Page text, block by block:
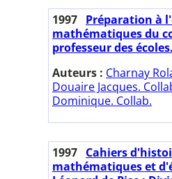
1997 Préparation à
mathématiques du
professeur des
Auteurs : Charnay
Douaire Jacques.
Dominique. Collab.
1997 Cahiers
mathématiques et